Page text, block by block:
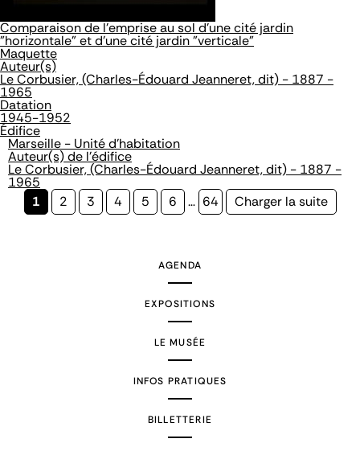
Comparaison de l'emprise au sol d'une cité jardin
"horizontale" et d'une cité jardin "verticale"
Maquette
Auteur(s)
Le Corbusier, (Charles-Édouard Jeanneret, dit) - 1887 -
1965
Datation
1945-1952
Édifice
Marseille - Unité d'habitation
Auteur(s) de l'édifice
Le Corbusier, (Charles-Édouard Jeanneret, dit) - 1887 -
1965
Page
1 Page
2 Page
3 Page
4 Page
5 Page
6 … Page
64
Page
Charger la suite
AGENDA
EXPOSITIONS
LE MUSÉE
INFOS PRATIQUES
BILLETTERIE